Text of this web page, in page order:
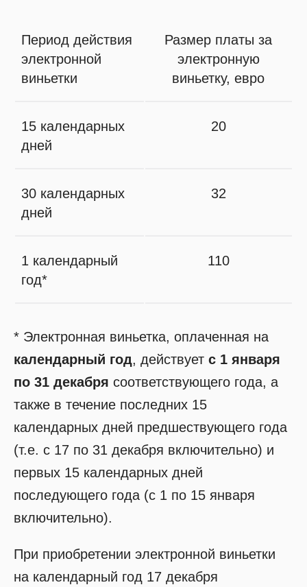
Период действия
электронной
виньетки
Размер платы за
электронную
виньетку, евро
15 календарных
дней
20
30 календарных
дней
32
1 календарный
год*
110
* Электронная виньетка, оплаченная на
календарный год, действует с 1 января
по 31 декабря соответствующего года, а
также в течение последних 15
календарных дней предшествующего года
(т.е. с 17 по 31 декабря включительно) и
первых 15 календарных дней
последующего года (с 1 по 15 января
включительно).
При приобретении электронной виньетки
на календарный год 17 декабря